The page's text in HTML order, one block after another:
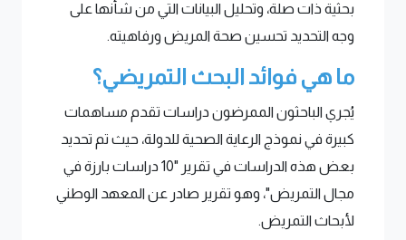
بحثية ذات صلة، وتحليل البيانات التي من شأنها على
وجه التحديد تحسين صحة المريض ورفاهيته.
ما هي فوائد البحث التمريضي؟
يُجري الباحثون الممرضون دراسات تقدم مساهمات
كبيرة في نموذج الرعاية الصحية للدولة، حيث تم تحديد
بعض هذه الدراسات في تقرير "10 دراسات بارزة في
مجال التمريض"، وهو تقرير صادر عن المعهد الوطني
لأبحاث التمريض.